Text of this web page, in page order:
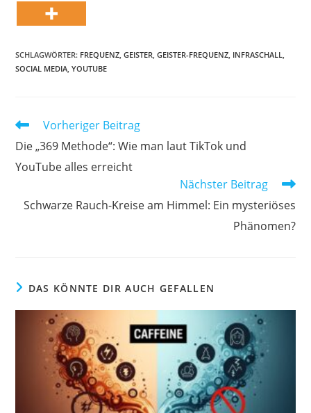
SCHLAGWÖRTER: FREQUENZ, GEISTER, GEISTER-FREQUENZ, INFRASCHALL,
SOCIAL MEDIA, YOUTUBE
Weitere
ansehen
Vorheriger Beitrag
Die „369 Methode“: Wie man laut TikTok und
YouTube alles erreicht
Nächster Beitrag
Schwarze Rauch-Kreise am Himmel: Ein mysteriöses
Phänomen?
DAS KÖNNTE DIR AUCH GEFALLEN